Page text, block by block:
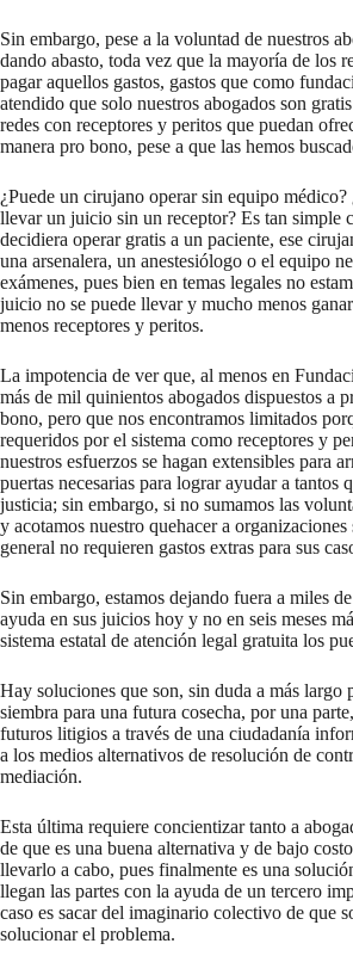
Sin embargo, pese a la voluntad de nuestros
dando abasto, toda vez que la mayoría de los
pagar aquellos gastos, gastos que como
atendido que solo nuestros abogados son
redes con receptores y peritos que puedan
manera pro bono, pese a que las hemos
¿Puede un cirujano operar sin equipo médico?
llevar un juicio sin un receptor? Es tan simple
decidiera operar gratis a un paciente, ese
una arsenalera, un anestesiólogo o el equipo
exámenes, pues bien en temas legales no
juicio no se puede llevar y mucho menos
menos receptores y peritos.
La impotencia de ver que, al menos en
más de mil quinientos abogados dispuestos a
bono, pero que nos encontramos limitados
requeridos por el sistema como receptores y
nuestros esfuerzos se hagan extensibles para
puertas necesarias para lograr ayudar a tantos
justicia; sin embargo, si no sumamos las
y acotamos nuestro quehacer a
general no requieren gastos extras para sus
Sin embargo, estamos dejando fuera a miles
ayuda en sus juicios hoy y no en seis meses
sistema estatal de atención legal gratuita los
Hay soluciones que son, sin duda a más largo
siembra para una futura cosecha, por una
futuros litigios a través de una ciudadanía
a los medios alternativos de resolución de
mediación.
Esta última requiere concientizar tanto a
de que es una buena alternativa y de bajo
llevarlo a cabo, pues finalmente es una
llegan las partes con la ayuda de un tercero
caso es sacar del imaginario colectivo de que
solucionar el problema.